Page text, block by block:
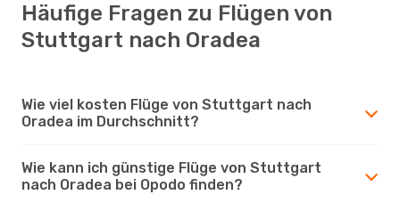
Häufige Fragen zu Flügen von
Stuttgart nach Oradea
Wie viel kosten Flüge von Stuttgart nach
Oradea im Durchschnitt?
Wie kann ich günstige Flüge von Stuttgart
nach Oradea bei Opodo finden?